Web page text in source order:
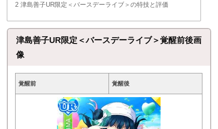
2 津島善子UR限定＜バースデーライブ＞の特技と評価
津島善子UR限定＜バースデーライブ＞覚醒前後画
像
覚醒前 覚醒後